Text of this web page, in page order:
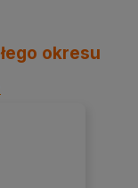
okresu